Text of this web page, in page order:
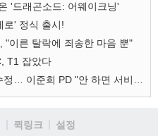
'드래곤소드: 어웨이크닝'
로' 정식 출시!
"이른 탈락에 죄송한 마음 뿐"
T1 잡았다
퀵링크
설정